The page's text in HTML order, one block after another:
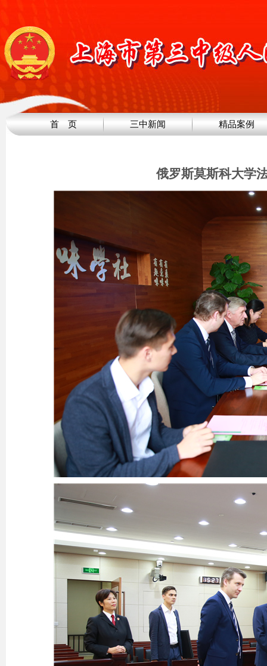
首 页 三中新闻 精品案例
俄罗斯莫斯科大学